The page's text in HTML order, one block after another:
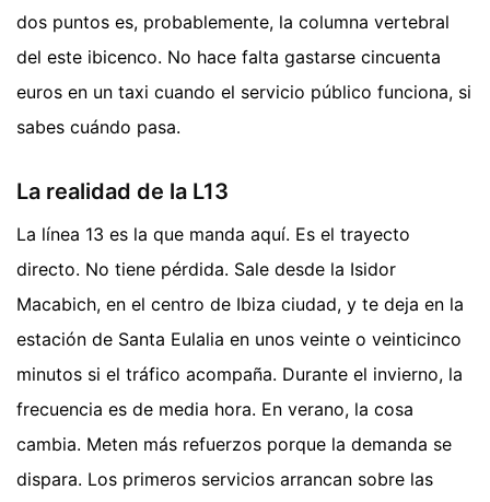
dos puntos es, probablemente, la columna vertebral
del este ibicenco. No hace falta gastarse cincuenta
euros en un taxi cuando el servicio público funciona, si
sabes cuándo pasa.
La realidad de la L13
La línea 13 es la que manda aquí. Es el trayecto
directo. No tiene pérdida. Sale desde la Isidor
Macabich, en el centro de Ibiza ciudad, y te deja en la
estación de Santa Eulalia en unos veinte o veinticinco
minutos si el tráfico acompaña. Durante el invierno, la
frecuencia es de media hora. En verano, la cosa
cambia. Meten más refuerzos porque la demanda se
dispara. Los primeros servicios arrancan sobre las